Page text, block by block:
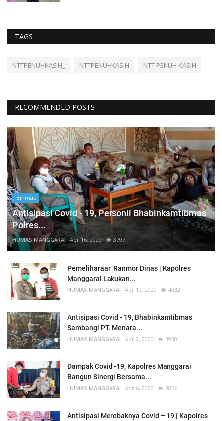
TAGS
NTTPENUHKASIH_ NTTPENUHKASIH NTT PENUH KASIH
RECOMMENDED POSTS
Binmas
Antisipasi Covid - 19, Personil Bhabinkamtibmas
Polres...
HUMAS MANGGARAI Apr 16, 2020 3797
Pemeliharaan Ranmor Dinas | Kapolres
Manggarai Lakukan...
HUMAS MANGGARAI Apr 10, 2020 4332
Antisipasi Covid - 19, Bhabinkamtibmas
Sambangi PT. Menara...
HUMAS MANGGARAI Apr 9, 2020 3930
Dampak Covid -19, Kapolres Manggarai
Bangun Sinergi Bersama...
HUMAS MANGGARAI Apr 6, 2020 3856
Antisipasi Merebaknya Covid – 19 | Kapolres